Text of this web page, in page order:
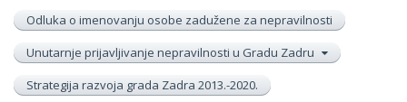
Odluka o imenovanju osobe zadužene za nepravilnosti
Unutarnje prijavljivanje nepravilnosti u Gradu Zadru
Strategija razvoja grada Zadra 2013.-2020.